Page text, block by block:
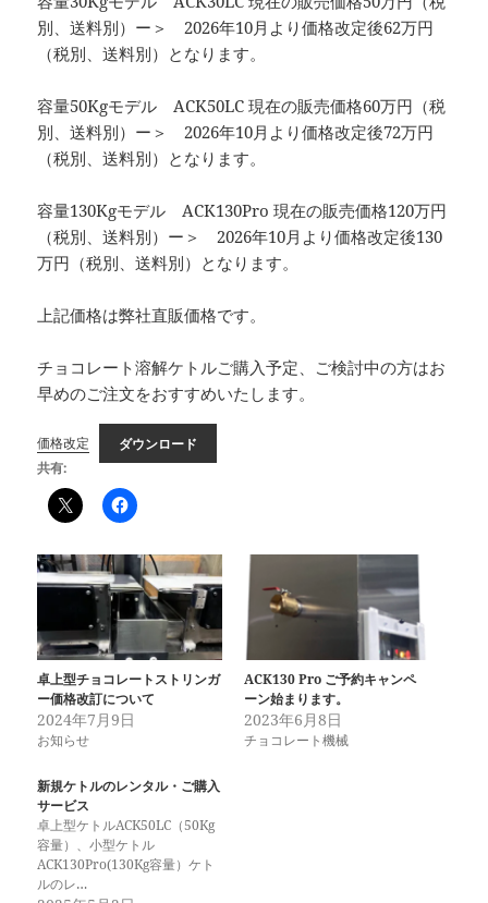
別、送料別）ー＞ 2026年10月より価格改定後62万円
（税別、送料別）となります。
容量50Kgモデル ACK50LC 現在の販売価格60万円（税
別、送料別）ー＞ 2026年10月より価格改定後72万円
（税別、送料別）となります。
容量130Kgモデル ACK130Pro 現在の販売価格120万円
（税別、送料別）ー＞ 2026年10月より価格改定後130
万円（税別、送料別）となります。
上記価格は弊社直販価格です。
チョコレート溶解ケトルご購入予定、ご検討中の方はお
早めのご注文をおすすめいたします。
価格改定
ダウンロード
共有:
卓上型チョコレートストリンガ
ー価格改訂について
2024年7月9日
お知らせ
ACK130 Pro ご予約キャンペ
ーン始まります。
2023年6月8日
チョコレート機械
新規ケトルのレンタル・ご購入
サービス
卓上型ケトルACK50LC（50Kg
容量）、小型ケトル
ACK130Pro(130Kg容量）ケト
ルのレ…